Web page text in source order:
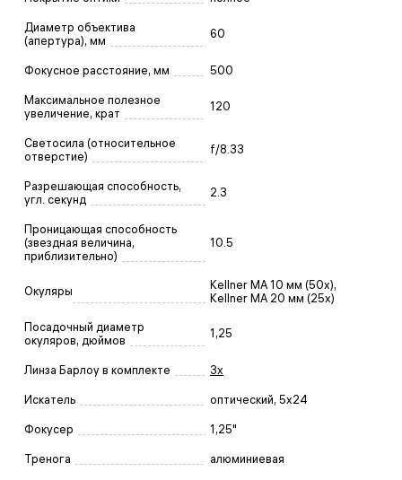
Диаметр объектива
(апертура), мм
60
Фокусное расстояние, мм 500
Максимальное полезное
увеличение, крат
120
Светосила (относительное
отверстие)
f/8.33
Разрешающая способность,
угл. секунд
2.3
Проницающая способность
(звездная величина,
приблизительно)
10.5
Окуляры
Kellner MA 10 мм (50х),
Kellner MA 20 мм (25х)
Посадочный диаметр
окуляров, дюймов
1,25
Линза Барлоу в комплекте 3x
Искатель оптический, 5x24
Фокусер 1,25"
Тренога алюминиевая